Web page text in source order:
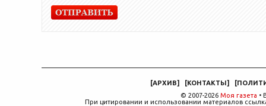
[АРХИВ] [КОНТАКТЫ] [
© 2007-2026 Моя газета •
При цитировании и использовании материалов